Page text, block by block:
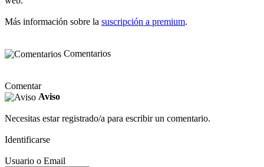
Más información sobre la suscripción a premium.
Comentarios
Comentar
Aviso
Necesitas estar registrado/a para escribir un comentario.
Identificarse
Usuario o Email